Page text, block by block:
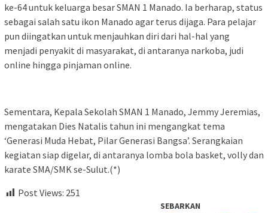
ke-64 untuk keluarga besar SMAN 1 Manado. Ia berharap, status
sebagai salah satu ikon Manado agar terus dijaga. Para pelajar
pun diingatkan untuk menjauhkan diri dari hal-hal yang
menjadi penyakit di masyarakat, di antaranya narkoba, judi
online hingga pinjaman online.
Sementara, Kepala Sekolah SMAN 1 Manado, Jemmy Jeremias,
mengatakan Dies Natalis tahun ini mengangkat tema
‘Generasi Muda Hebat, Pilar Generasi Bangsa’. Serangkaian
kegiatan siap digelar, di antaranya lomba bola basket, volly dan
karate SMA/SMK se-Sulut.(*)
Post Views: 251
SEBARKAN